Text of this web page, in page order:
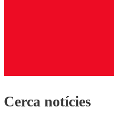
Cerca notícies